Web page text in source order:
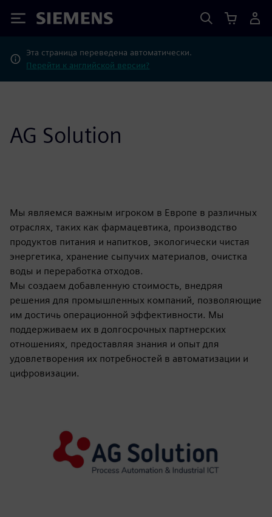
Siemens
Эта страница переведена автоматически.
Перейти к английской версии?
AG Solution
Мы являемся важным игроком в Европе в различных
отраслях, таких как фармацевтика, производство
продуктов питания и напитков, экологически чистая
энергетика, хранение сыпучих материалов, очистка
воды и переработка отходов.
Мы создаем добавленную стоимость, внедряя
решения для промышленных компаний, позволяющие
им достичь операционной эффективности. Мы
поддерживаем их в долгосрочных партнерских
отношениях, предоставляя знания и опыт для
удовлетворения их потребностей в автоматизации и
цифровизации.